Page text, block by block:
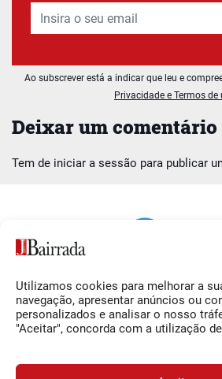
Utilizamos cookies para melhorar a
navegação, apresentar anúncios ou
personalizados e analisar o nosso
"Aceitar", concorda com a utilização
Deixar um comentário
Tem de iniciar a sessão para publicar
Ao subscrever está a indicar que leu e
Privacidade e Termos de
Siga-nos
Facebook
O